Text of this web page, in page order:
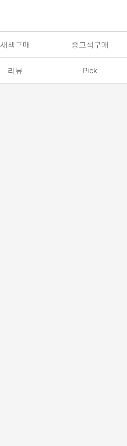
새책구매 중고책구매
리뷰 Pick